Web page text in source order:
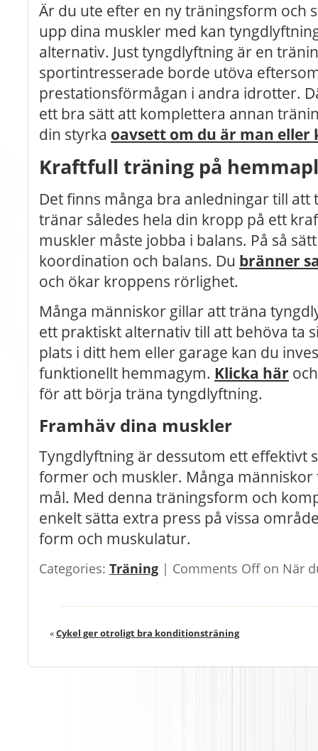
Är du ute efter en ny träningsform och
upp dina muskler med kan
alternativ. Just tyngdlyftning är en
sportintresserade borde utöva
prestationsförmågan i andra idrotter.
ett bra sätt att komplettera annan
din styrka oavsett om du är man eller
Kraftfull träning på
Det finns många bra anledningar till
tränar således hela din kropp på ett
muskler måste jobba i balans. På så
koordination och balans. Du bränner
och ökar kroppens rörlighet.
Många människor gillar att träna
ett praktiskt alternativ till att behöva ta
plats i ditt hem eller garage kan du
funktionellt hemmagym. Klicka här
för att börja träna tyngdlyftning.
Framhäv dina muskler
Tyngdlyftning är dessutom ett effektivt
former och muskler. Många
mål. Med denna träningsform och
enkelt sätta extra press på vissa
form och muskulatur.
Categories: Träning | Comments Offon När
«Cykel ger otroligt bra konditionsträning